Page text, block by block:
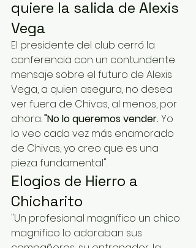
quiere la salida de Alexis
Vega
El presidente del club cerró la
conferencia con un contundente
mensaje sobre el futuro de Alexis
Vega, a quien asegura, no desea
ver fuera de Chivas, al menos, por
ahora. "No lo queremos vender. Yo
lo veo cada vez más enamorado
de Chivas, yo creo que es una
pieza fundamental".
Elogios de Hierro a
Chicharito
"Un profesional magnífico un chico
magnifico lo adoraban sus